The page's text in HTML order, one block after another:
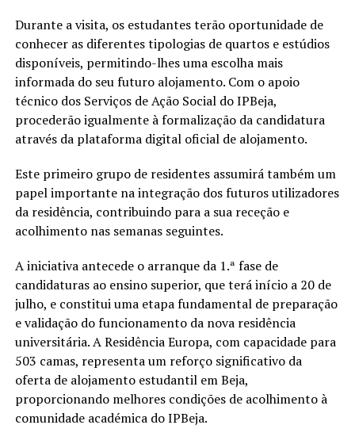
Durante a visita, os estudantes terão oportunidade de
conhecer as diferentes tipologias de quartos e estúdios
disponíveis, permitindo-lhes uma escolha mais
informada do seu futuro alojamento. Com o apoio
técnico dos Serviços de Ação Social do IPBeja,
procederão igualmente à formalização da candidatura
através da plataforma digital oficial de alojamento.
Este primeiro grupo de residentes assumirá também um
papel importante na integração dos futuros utilizadores
da residência, contribuindo para a sua receção e
acolhimento nas semanas seguintes.
A iniciativa antecede o arranque da 1.ª fase de
candidaturas ao ensino superior, que terá início a 20 de
julho, e constitui uma etapa fundamental de preparação
e validação do funcionamento da nova residência
universitária. A Residência Europa, com capacidade para
503 camas, representa um reforço significativo da
oferta de alojamento estudantil em Beja,
proporcionando melhores condições de acolhimento à
comunidade académica do IPBeja.